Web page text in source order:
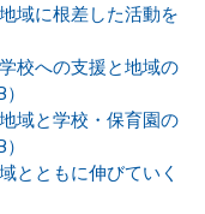
域に根差した活動を
校への支援と地域の
域と学校・保育園の
とともに伸びていく